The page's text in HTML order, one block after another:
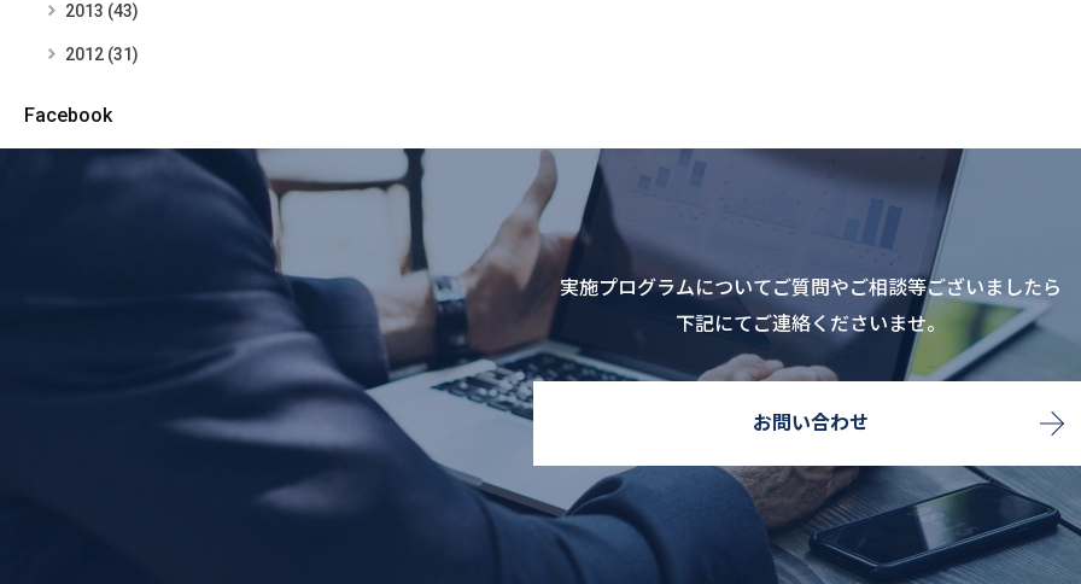
2013 (43)
2012 (31)
Facebook
実施プログラムについてご質問やご相談等ございましたら
下記にてご連絡くださいませ。
お問い合わせ